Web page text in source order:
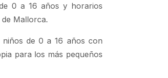
0 a 16 años y horarios
Mallorca.
niños de 0 a 16 años con
para los más pequeños